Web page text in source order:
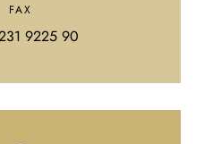
FAX
9225 90